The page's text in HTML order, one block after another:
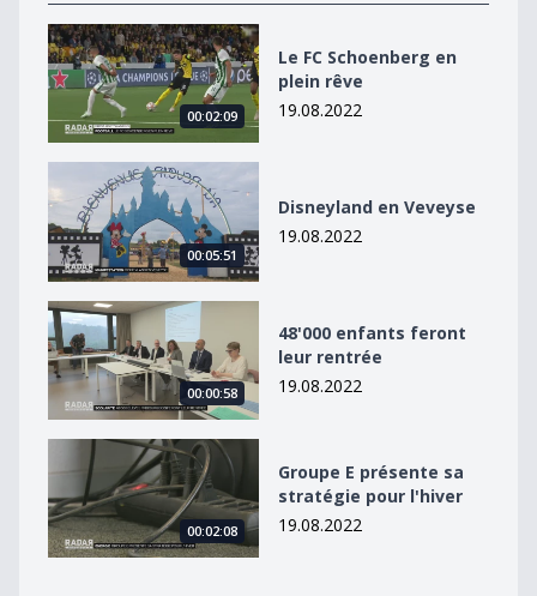
Le FC Schoenberg en plein rêve
00:02:09
Le FC Schoenberg en
plein rêve
19.08.2022
Disneyland en Veveyse
00:05:51
Disneyland en Veveyse
19.08.2022
48&#039;000 enfants feront leur rentrée
00:00:58
48'000 enfants feront
leur rentrée
19.08.2022
Groupe E présente sa stratégie pour l&#039;hiver
00:02:08
Groupe E présente sa
stratégie pour l'hiver
19.08.2022